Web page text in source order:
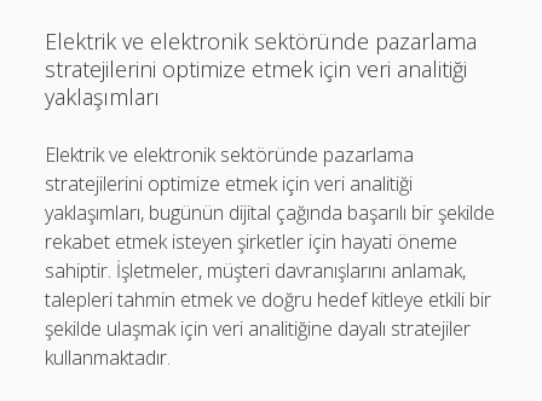
Elektrik ve elektronik sektöründe pazarlama
stratejilerini optimize etmek için veri analitiği
yaklaşımları
Elektrik ve elektronik sektöründe pazarlama
stratejilerini optimize etmek için veri analitiği
yaklaşımları, bugünün dijital çağında başarılı bir şekilde
rekabet etmek isteyen şirketler için hayati öneme
sahiptir. İşletmeler, müşteri davranışlarını anlamak,
talepleri tahmin etmek ve doğru hedef kitleye etkili bir
şekilde ulaşmak için veri analitiğine dayalı stratejiler
kullanmaktadır.